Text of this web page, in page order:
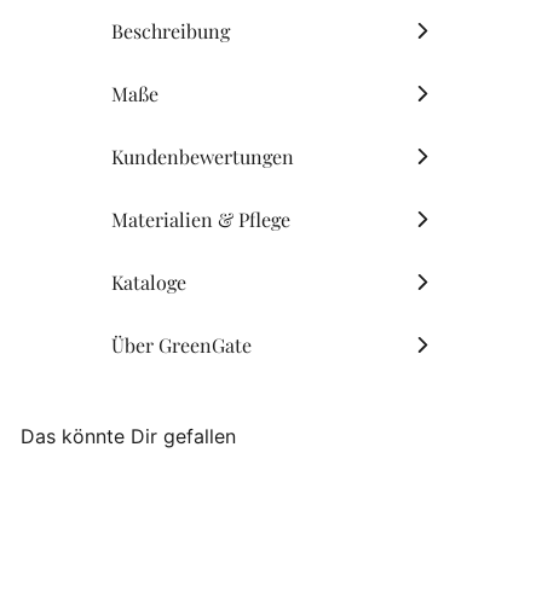
Beschreibung
Maße
Kundenbewertungen
Materialien & Pflege
Kataloge
Über GreenGate
Das könnte Dir gefallen